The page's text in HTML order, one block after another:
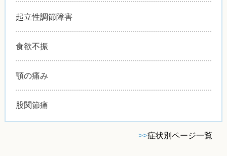
起立性調節障害
食欲不振
顎の痛み
股関節痛
>>症状別ページ一覧